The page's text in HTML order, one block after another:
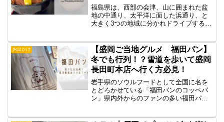
食堂】
福島県は、西部の会津、山に囲まれた盆
地の中通り、太平洋に面した浜通り、と
大きく3つの地域に分かれドライブするの
ひとつ！福島グルメの中でも名の上がる
ことの多い「ソースかつ...
お出かけ
【盛岡ご当地グルメ 福田パン】
冬でも行列！？雪道を歩いて盛岡
長田町本店へ行く方必見！
岩手県のソウルフードとして全国に名を
とどろかせている「福田パンのコッペパ
ン」県内外からのファンの多い福田パン